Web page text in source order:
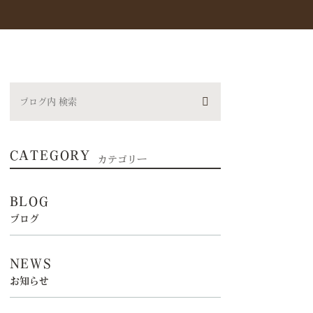
CATEGORY カテゴリー
BLOG
ブログ
NEWS
お知らせ